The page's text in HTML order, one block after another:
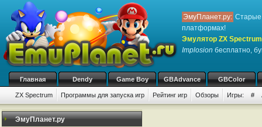
ЭмуПланет.ру: Старые
платформах!
Эмулятор ZX
Implosion бесплатно,
Главная Dendy Game Boy GBAdvance GBColor
ZX Spectrum Программы для запуска игр Рейтинг игр Обзоры Игры: #
ЭмуПланет.ру